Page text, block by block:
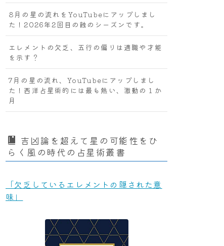
8月の星の流れをYouTubeにアップしまし
た！2026年2回目の蝕のシーズンです。
エレメントの欠乏、五行の偏りは適職や才能
を示す？
7月の星の流れ、YouTubeにアップしまし
た！西洋占星術的には最も熱い、激動の１か
月
吉凶論を超えて星の可能性をひ
らく風の時代の占星術叢書
「欠乏しているエレメントの隠された意
味」